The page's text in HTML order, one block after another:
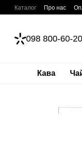
Перейти до основного
Каталог Про нас
098 800-60-20
Кава